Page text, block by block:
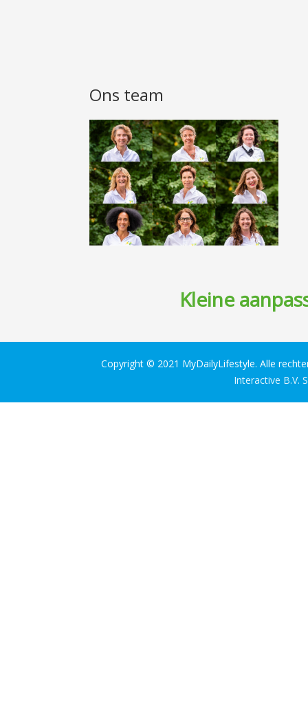
Ons team
Kleine
Copyright © 2021 MyDailyLifestyle. Alle
Interactive B.V.